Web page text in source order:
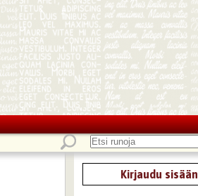
Kirjaudu sisään